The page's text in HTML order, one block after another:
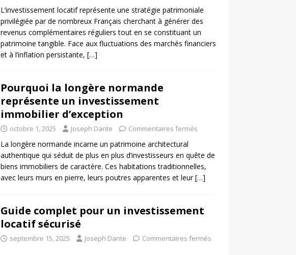
L’investissement locatif représente une stratégie patrimoniale
privilégiée par de nombreux Français cherchant à générer des
revenus complémentaires réguliers tout en se constituant un
patrimoine tangible. Face aux fluctuations des marchés financiers
et à l’inflation persistante, […]
Pourquoi la longère normande
représente un investissement
immobilier d’exception
octobre 1, 2025 Joseph Dante Commentaires fermés
La longère normande incarne un patrimoine architectural
authentique qui séduit de plus en plus d’investisseurs en quête de
biens immobiliers de caractère. Ces habitations traditionnelles,
avec leurs murs en pierre, leurs poutres apparentes et leur[…]
Guide complet pour un investissement
locatif sécurisé
septembre 15, 2025 Joseph Dante Commentaires fermés